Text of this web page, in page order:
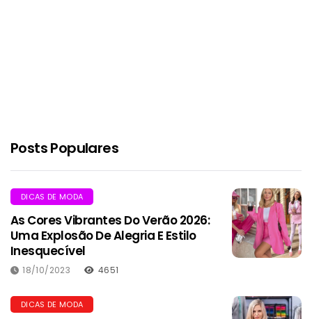
Posts Populares
DICAS DE MODA
As Cores Vibrantes Do Verão 2026:
Uma Explosão De Alegria E Estilo
Inesquecível
18/10/2023 4651
DICAS DE MODA